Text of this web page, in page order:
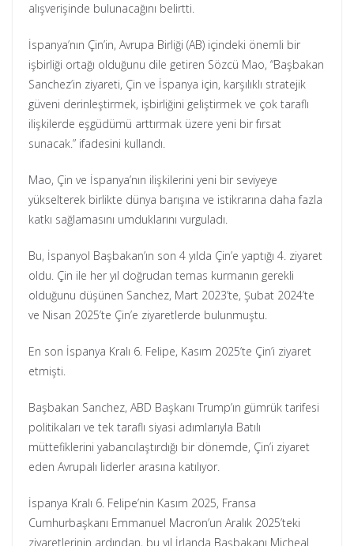
alışverişinde bulunacağını belirtti.
İspanya’nın Çin’in, Avrupa Birliği (AB) içindeki önemli bir
işbirliği ortağı olduğunu dile getiren Sözcü Mao, “Başbakan
Sanchez’in ziyareti, Çin ve İspanya için, karşılıklı stratejik
güveni derinleştirmek, işbirliğini geliştirmek ve çok taraflı
ilişkilerde eşgüdümü arttırmak üzere yeni bir fırsat
sunacak.” ifadesini kullandı.
Mao, Çin ve İspanya’nın ilişkilerini yeni bir seviyeye
yükselterek birlikte dünya barışına ve istikrarına daha fazla
katkı sağlamasını umduklarını vurguladı.
Bu, İspanyol Başbakan’ın son 4 yılda Çin’e yaptığı 4. ziyaret
oldu. Çin ile her yıl doğrudan temas kurmanın gerekli
olduğunu düşünen Sanchez, Mart 2023’te, Şubat 2024’te
ve Nisan 2025’te Çin’e ziyaretlerde bulunmuştu.
En son İspanya Kralı 6. Felipe, Kasım 2025’te Çin’i ziyaret
etmişti.
Başbakan Sanchez, ABD Başkanı Trump’ın gümrük tarifesi
politikaları ve tek taraflı siyasi adımlarıyla Batılı
müttefiklerini yabancılaştırdığı bir dönemde, Çin’i ziyaret
eden Avrupalı liderler arasına katılıyor.
İspanya Kralı 6. Felipe’nin Kasım 2025, Fransa
Cumhurbaşkanı Emmanuel Macron’un Aralık 2025’teki
ziyaretlerinin ardından, bu yıl İrlanda Başbakanı Micheal